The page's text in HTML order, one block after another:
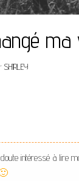
ma
SHIRLEY
intéressé à lire